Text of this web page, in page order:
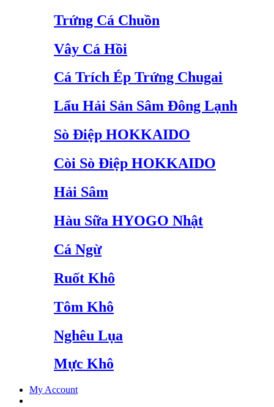
Trứng Cá Chuồn
Vây Cá Hồi
Cá Trích Ép Trứng Chugai
Lẩu Hải Sản Sâm Đông Lạnh
Sò Điệp HOKKAIDO
Còi Sò Điệp HOKKAIDO
Hải Sâm
Hàu Sữa HYOGO Nhật
Cá Ngừ
Ruốt Khô
Tôm Khô
Nghêu Lụa
Mực Khô
My Account